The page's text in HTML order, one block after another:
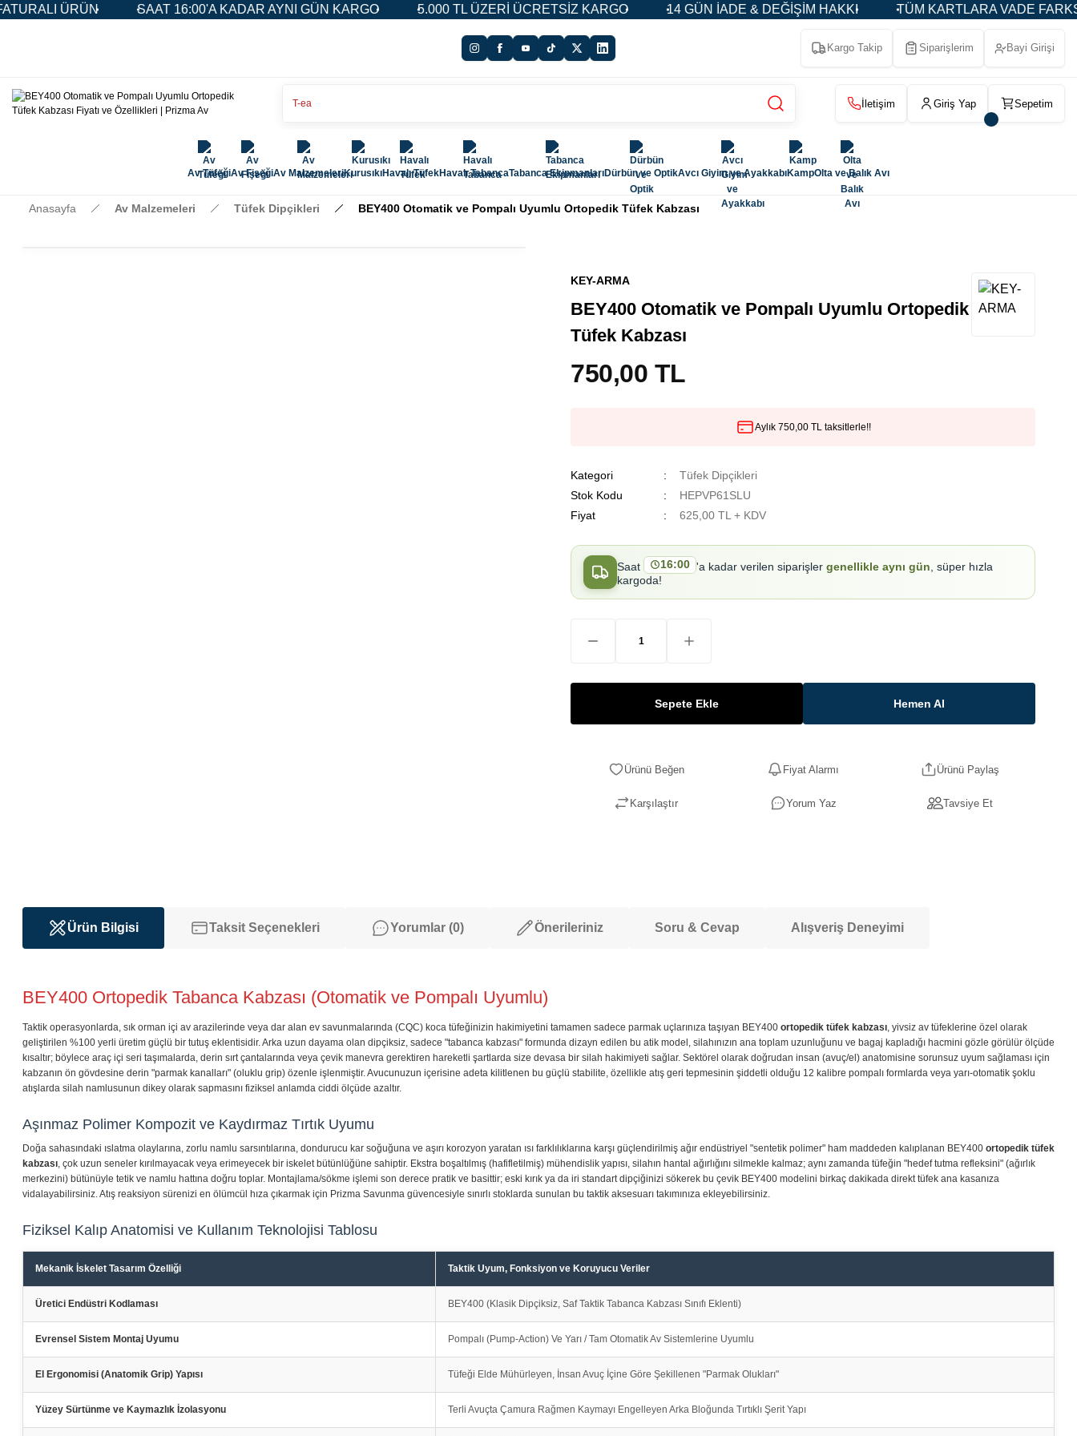
SAAT 16:00'A KADAR AYNI GÜN KARGO 5.000 TL ÜZERİ ÜCRETSİZ KARGO 14 GÜN İADE & DEĞİŞİM HAKKI TÜM KARTLARA VADE FARKSIZ 3-5-9
Kargo Takip Siparişlerim Bayi Girişi
İletişim Giriş Yap Sepetim
Av TüfeğiAv FişeğiAv MalzemeleriKurusıkıHavalı TüfekHavalı TabancaTabanca EkipmanlarıDürbün ve OptikAvcı Giyim ve AyakkabıKampOlta ve Balık Avı
Anasayfa Av Malzemeleri Tüfek Dipçikleri BEY400 Otomatik ve Pompalı Uyumlu Ortopedik Tüfek Kabzası
KEY-ARMA
BEY400 Otomatik ve Pompalı Uyumlu Ortopedik
Tüfek Kabzası
750,00 TL
Aylık 750,00 TL taksitlerle!!
Kategori
Tüfek Dipçikleri
Stok Kodu
HEPVP61SLU
Fiyat
625,00 TL + KDV
Saat 16:00 'a kadar verilen siparişler genellikle aynı gün , süper hızla
kargoda!
Sepete Ekle Hemen Al
Fiyat Alarmı Ürünü Paylaş
Karşılaştır Yorum Yaz Tavsiye Et
Ürün Bilgisi Taksit Seçenekleri Yorumlar (0) Önerileriniz Soru & Cevap Alışveriş Deneyimi
BEY400 Ortopedik Tabanca Kabzası (Otomatik ve Pompalı Uyumlu)
Taktik operasyonlarda, sık orman içi av arazilerinde veya dar alan ev savunmalarında (CQC) koca tüfeğinizin hakimiyetini tamamen sadece parmak uçlarınıza taşıyan BEY400 ortopedik tüfek kabzası, yivsiz av tüfeklerine özel olarak
geliştirilen %100 yerli üretim güçlü bir tutuş eklentisidir. Arka uzun dayama olan dipçiksiz, sadece "tabanca kabzası" formunda dizayn edilen bu atik model, silahınızın ana toplam uzunluğunu ve bagaj kapladığı hacmini gözle görülür ölçüde
kısaltır; böylece araç içi seri taşımalarda, derin sırt çantalarında veya çevik manevra gerektiren hareketli şartlarda size devasa bir silah hakimiyeti sağlar. Sektörel olarak doğrudan insan (avuç/el) anatomisine sorunsuz uyum sağlaması için
kabzanın ön gövdesine derin "parmak kanalları" (oluklu grip) özenle işlenmiştir. Avucunuzun içerisine adeta kilitlenen bu güçlü stabilite, özellikle atış geri tepmesinin şiddetli olduğu 12 kalibre pompalı formlarda veya yarı-otomatik şoklu
atışlarda silah namlusunun dikey olarak sapmasını fiziksel anlamda ciddi ölçüde azaltır.
Aşınmaz Polimer Kompozit ve Kaydırmaz Tırtık Uyumu
Doğa sahasındaki ıslatma olaylarına, zorlu namlu sarsıntılarına, dondurucu kar soğuğuna ve aşırı korozyon yaratan ısı farklılıklarına karşı güçlendirilmiş ağır endüstriyel "sentetik polimer" ham maddeden kalıplanan BEY400 ortopedik tüfek
kabzası, çok uzun seneler kırılmayacak veya erimeyecek bir iskelet bütünlüğüne sahiptir. Ekstra boşaltılmış (hafifletilmiş) mühendislik yapısı, silahın hantal ağırlığını silmekle kalmaz; aynı zamanda tüfeğin "hedef tutma refleksini" (ağırlık
merkezini) bütünüyle tetik ve namlu hattına doğru toplar. Montajlama/sökme işlemi son derece pratik ve basittir; eski kırık ya da iri standart dipçiğinizi sökerek bu çevik BEY400 modelini birkaç dakikada direkt tüfek ana kasanıza
vidalayabilirsiniz. Atış reaksiyon sürenizi en ölümcül hıza çıkarmak için Prizma Savunma güvencesiyle sınırlı stoklarda sunulan bu taktik aksesuarı takımınıza ekleyebilirsiniz.
Fiziksel Kalıp Anatomisi ve Kullanım Teknolojisi Tablosu
Mekanik İskelet Tasarım Özelliği Taktik Uyum, Fonksiyon ve Koruyucu Veriler
Üretici Endüstri Kodlaması BEY400 (Klasik Dipçiksiz, Saf Taktik Tabanca Kabzası Sınıfı Eklenti)
Evrensel Sistem Montaj Uyumu Pompalı (Pump-Action) Ve Yarı / Tam Otomatik Av Sistemlerine Uyumlu
El Ergonomisi (Anatomik Grip) Yapısı Tüfeği Elde Mühürleyen, İnsan Avuç İçine Göre Şekillenen "Parmak Olukları"
Yüzey Sürtünme ve Kaymazlık İzolasyonu Terli Avuçta Çamura Rağmen Kaymayı Engelleyen Arka Bloğunda Tırtıklı Şerit Yapı